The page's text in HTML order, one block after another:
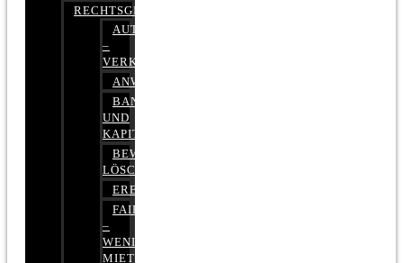
RECHTSGEBIETE
AUTOBETRUG
–
VERKEHRSRECHT
ANWALTSHAFTUNGSRECHT
BANK-
UND
KAPITALMARKTRECHT
BEWERTUNGEN
LÖSCHEN
ERBRECHT
FAIRMIETEN
–
WENIGER
MIETE